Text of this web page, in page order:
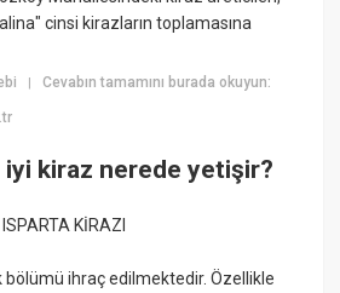
cinsi kirazların toplamasına
|Cevabın tamamını burada okuyun:
kiraz nerede yetişir?
KİRAZI
bölümü ihraç edilmektedir. Özellikle